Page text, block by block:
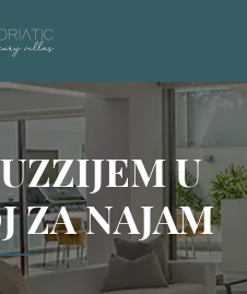
U
ZA NAJAM